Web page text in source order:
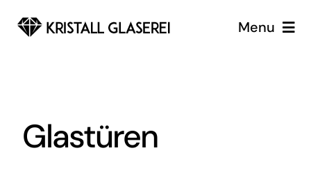
Inhalt
Menu
Services
Glastüren